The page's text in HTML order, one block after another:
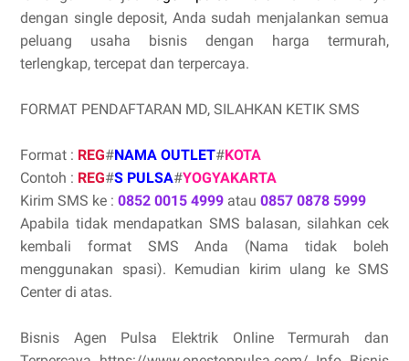
dengan single deposit, Anda sudah menjalankan semua
peluang usaha bisnis dengan harga termurah,
terlengkap, tercepat dan terpercaya.
FORMAT PENDAFTARAN MD, SILAHKAN KETIK SMS
Format : REG#NAMA OUTLET#KOTA
Contoh : REG#S PULSA#YOGYAKARTA
Kirim SMS ke : 0852 0015 4999 atau 0857 0878 5999
Apabila tidak mendapatkan SMS balasan, silahkan cek
kembali format SMS Anda (Nama tidak boleh
menggunakan spasi). Kemudian kirim ulang ke SMS
Center di atas.
Bisnis Agen Pulsa Elektrik Online Termurah dan